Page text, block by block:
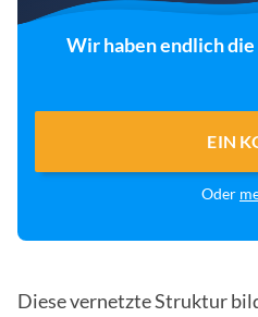
Wir haben endlich
EIN
Oder
Diese vernetzte Struktur